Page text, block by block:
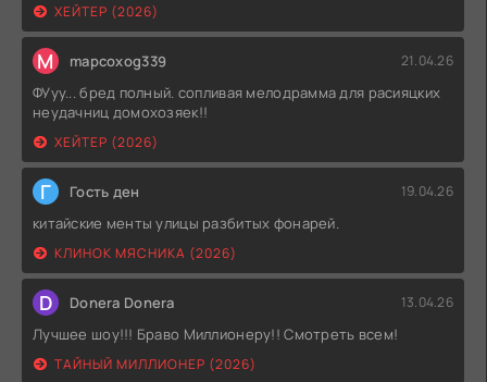
ХЕЙТЕР (2026)
M mapcoxog339 21.04.26
ФУуу... бред полный. сопливая мелодрамма для расияцких
неудачниц домохозяек!!
ХЕЙТЕР (2026)
Г Гость ден 19.04.26
китайские менты улицы разбитых фонарей.
КЛИНОК МЯСНИКА (2026)
D Donera Donera 13.04.26
Лучшее шоу!!! Браво Миллионеру!! Смотреть всем!
ТАЙНЫЙ МИЛЛИОНЕР (2026)